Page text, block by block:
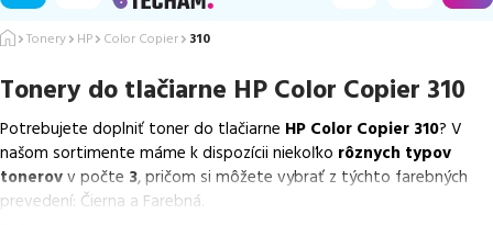
Tonery HP Color Copier 310
Tonery do tlačiarne HP Color Copier 310
Potrebujete doplniť toner do tlačiarne HP Color Copier 310? V
našom sortimente máme k dispozícii niekoľko rôznych typov
tonerovv počte 3, pričom si môžete vybrať z týchto farebných
prevedení: Čierna a Farebná.